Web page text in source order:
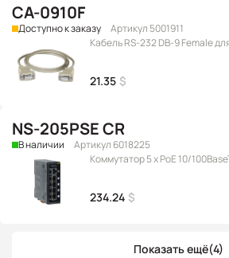
CA-0910F
Доступно к заказу
Артикул 5001911
Кабель RS-232 DB-9 Female
21.35 $
NS-205PSE CR
В наличии
Артикул 6018225
Коммутатор 5 x PoE 10/
234.24 $
Показать ещё(4)